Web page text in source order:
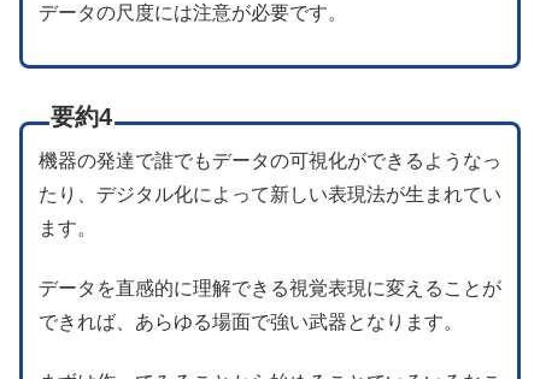
データの尺度には注意が必要です。
要約4
機器の発達で誰でもデータの可視化ができるようなっ
たり、デジタル化によって新しい表現法が生まれてい
ます。
データを直感的に理解できる視覚表現に変えることが
できれば、あらゆる場面で強い武器となります。